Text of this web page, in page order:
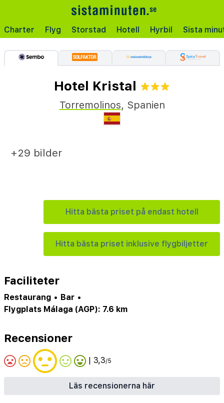
Charter Flyg Storstad Hotell Hyrbil Sista
Hotel Kristal
Torremolinos, Spanien
Hitta bästa priset på endast hotell
Hitta bästa priset inklusive flygbiljetter
+29 bilder
Faciliteter
Restaurang • Bar •
Flygplats Málaga (AGP): 7.6 km
Recensioner
| 3,3/5
Läs recensionerna här